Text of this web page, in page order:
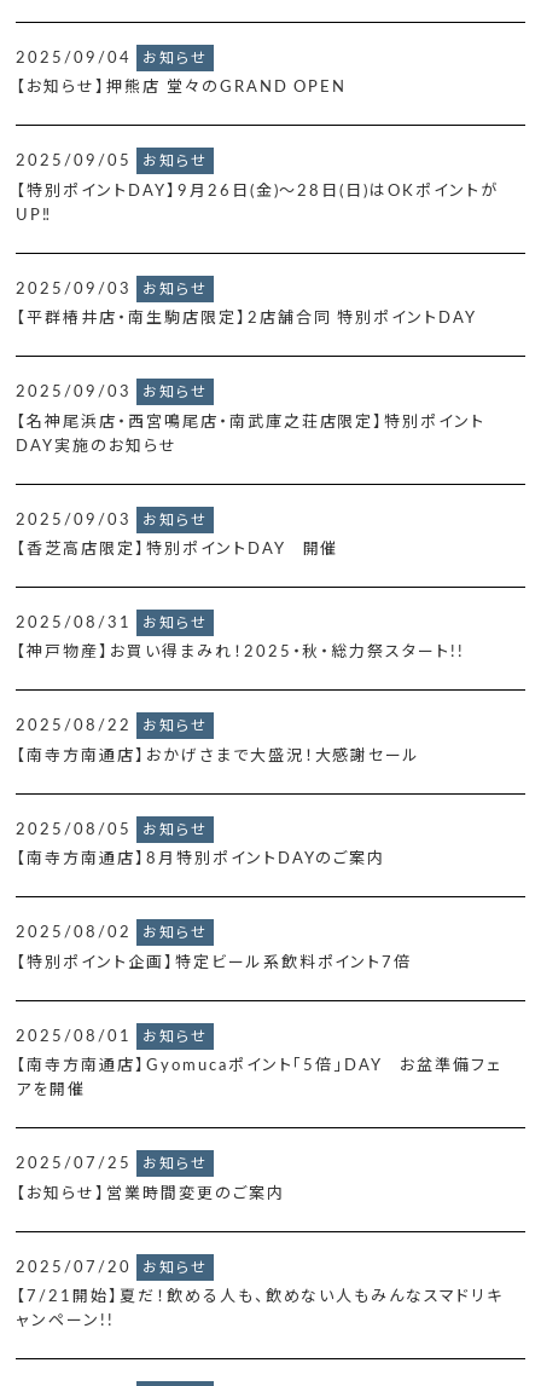
2025/09/04 お知らせ
【お知らせ】押熊店 堂々のGRAND OPEN
2025/09/05 お知らせ
【特別ポイントDAY】9月26日(金)～28日(日)はOKポイントが
UP‼
2025/09/03 お知らせ
【平群椿井店・南生駒店限定】2店舗合同 特別ポイントDAY
2025/09/03 お知らせ
【名神尾浜店・西宮鳴尾店・南武庫之荘店限定】特別ポイント
DAY実施のお知らせ
2025/09/03 お知らせ
【香芝高店限定】特別ポイントDAY 開催
2025/08/31 お知らせ
【神戸物産】お買い得まみれ！2025・秋・総力祭スタート!!
2025/08/22 お知らせ
【南寺方南通店】おかげさまで大盛況！大感謝セール
2025/08/05 お知らせ
【南寺方南通店】8月特別ポイントDAYのご案内
2025/08/02 お知らせ
【特別ポイント企画】特定ビール系飲料ポイント7倍
2025/08/01 お知らせ
【南寺方南通店】Gyomucaポイント「5倍」DAY お盆準備フェ
アを開催
2025/07/25 お知らせ
【お知らせ】営業時間変更のご案内
2025/07/20 お知らせ
【7/21開始】夏だ！飲める人も、飲めない人もみんなスマドリキ
ャンペーン!!